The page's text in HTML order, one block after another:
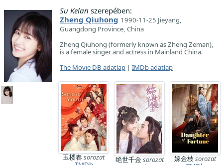
Su Kelan szerepében:
Zheng Qiuhong 1990-11-25 Jieyang,
Guangdong Province, China
Zheng Qiuhong (formerly known as Zheng Zeman),
is a female singer and actress in Mainland China.
The Movie DB adatlap | IMDb adatlap
玉楼春sorozat
绝世千金sorozat
嫁金枝sorozat